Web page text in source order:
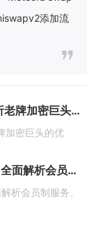
添加流
Kraken交易所：深入解析老牌加密巨头的优势、安全与未来
加密巨头的优
Coinbase One 是什么？全面解析会员制服务、费用与价值
析会员制服务、